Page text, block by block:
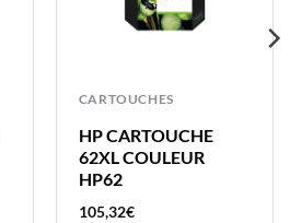
CARTOUCHES
HP CARTOUCHE
62XL COULEUR
HP62
105,32€